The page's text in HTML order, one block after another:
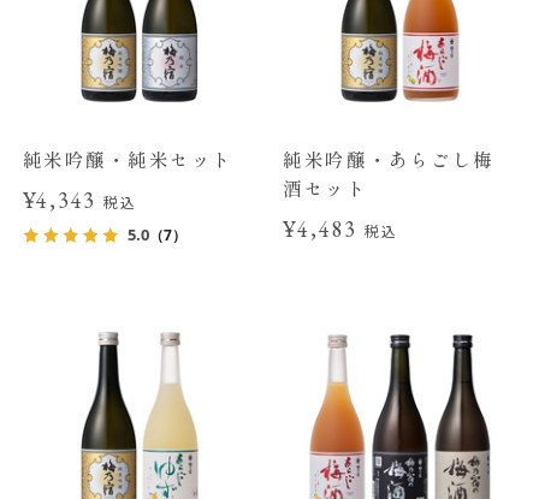
純米吟醸・純米セット
¥4,343税込
5.0（7）
純米吟醸・あらごし梅
酒セット
¥4,483 税込